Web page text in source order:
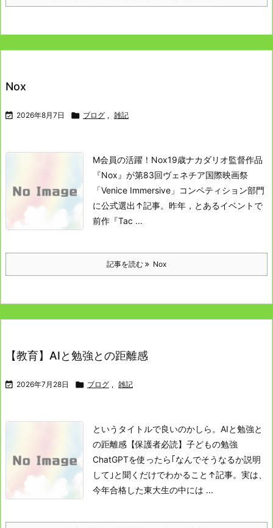
Nox
 2026年8月7日  ブログ , 雑記
M会員の活躍！ Nox19歳ナカダリオ監督作品
『Nox』が第83回ヴェネチア国際映画祭
「Venice Immersive」コンペティション部門
に公式選出 ↑記事。 昨年，とあるイベントで
前作『Tac ...
記事を読む Nox
【教育】AIと勉強との距離感
 2026年7月28日  ブログ , 雑記
というタイトルで良いのかしら。 AIと勉強と
の距離感 【保護者必読】子どもの勉強
ChatGPTを使ったら｢なんでそうなるか説明
して｣と聞くだけでわかること ↑記事。 実は、
今年合格した東大生の中には ...